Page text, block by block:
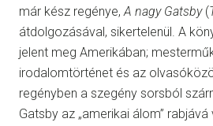
már kész regénye,A nagy Gatsby (
átdolgozásával, sikertelenül. A
jelent meg Amerikában;
irodalomtörténet és az
regényben a szegény sorsból
Gatsby az „amerikai álom”